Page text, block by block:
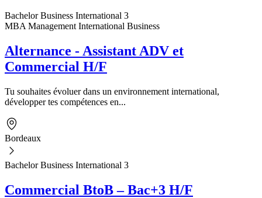
Bachelor Business International 3
MBA Management International Business
Alternance - Assistant ADV et
Commercial H/F
Tu souhaites évoluer dans un environnement international,
développer tes compétences en...
Bordeaux
Bachelor Business International 3
Commercial BtoB – Bac+3 H/F